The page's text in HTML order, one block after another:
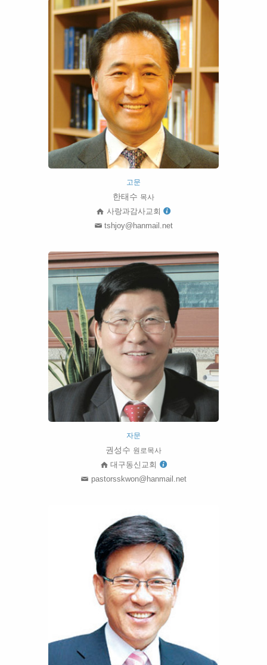
고문
한태수 목사
사랑과감사교회
tshjoy@hanmail.net
자문
권성수 원로목사
대구동신교회
pastorsskwon@hanmail.net